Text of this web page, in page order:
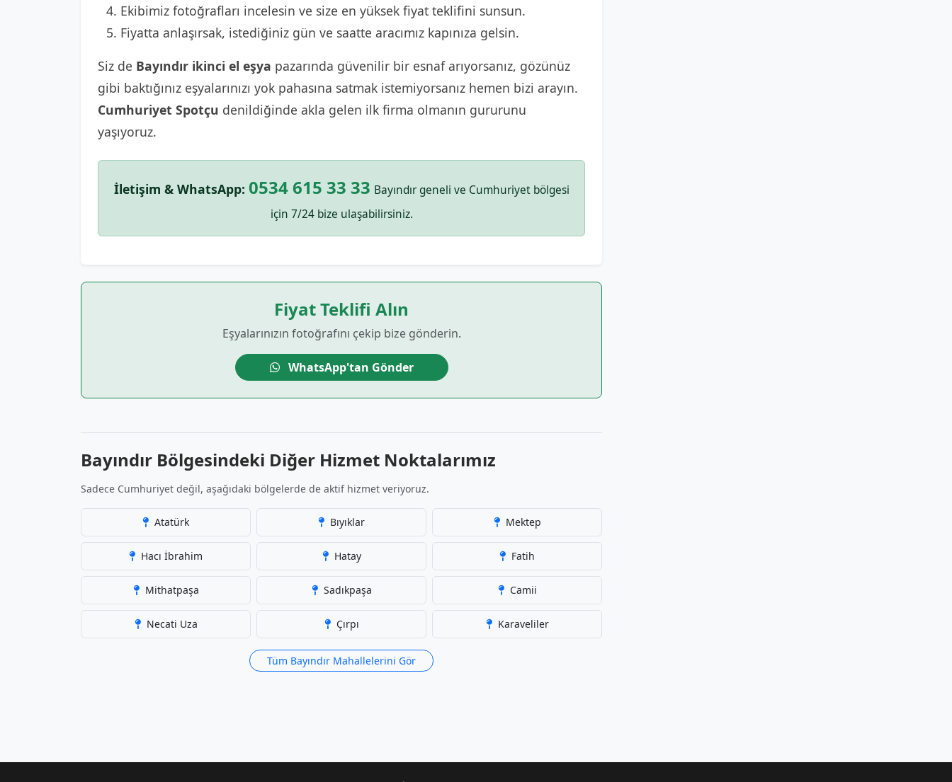
Ekibimiz fotoğrafları incelesin ve size en yüksek fiyat teklifini sunsun.
Fiyatta anlaşırsak, istediğiniz gün ve saatte aracımız kapınıza gelsin.
Siz de Bayındır ikinci el eşya pazarında güvenilir bir esnaf arıyorsanız, gözünüz
gibi baktığınız eşyalarınızı yok pahasına satmak istemiyorsanız hemen bizi arayın.
Cumhuriyet Spotçu denildiğinde akla gelen ilk firma olmanın gururunu
yaşıyoruz.
İletişim & WhatsApp: 0534 615 33 33 Bayındır geneli ve Cumhuriyet bölgesi
için 7/24 bize ulaşabilirsiniz.
Fiyat Teklifi Alın
Eşyalarınızın fotoğrafını çekip bize gönderin.
WhatsApp'tan Gönder
Bayındır Bölgesindeki Diğer Hizmet Noktalarımız
Sadece Cumhuriyet değil, aşağıdaki bölgelerde de aktif hizmet veriyoruz.
Atatürk Bıyıklar Mektep
Hacı İbrahim Hatay Fatih
Mithatpaşa Sadıkpaşa Camii
Necati Uza Çırpı Karaveliler
Tüm Bayındır Mahallelerini Gör